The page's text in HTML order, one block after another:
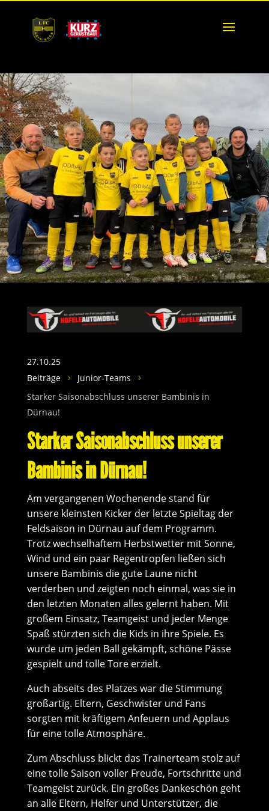
27.10.25
Beiträge
5 Junior-Teams 5
Starker Saisonabschluss unserer Bambinis in
Dürnau!
Starker Saisonabschluss unserer
Bambinis in Dürnau!
Am vergangenen Wochenende stand für
unsere kleinsten Kicker der letzte Spieltag der
Feldsaison in Dürnau auf dem Programm.
Trotz wechselhaftem Herbstwetter mit Sonne,
Wind und ein paar Regentropfen ließen sich
unsere Bambinis die gute Laune nicht
verderben und zeigten noch einmal, was sie in
den letzten Monaten alles gelernt haben. Mit
großem Einsatz, Teamgeist und jeder Menge
Spaß stürzten sich die Kids in ihre Spiele. Es
wurde um jeden Ball gekämpft, schöne Pässe
gespielt und tolle Tore erzielt.
Auch abseits des Platzes war die Stimmung
großartig. Eltern, Geschwister und Fans
sorgten mit kräftigem Anfeuern und Applaus
für eine tolle Atmosphäre.
Zum Abschluss blickt das Trainerteam stolz auf
eine tolle Saison voller Freude, Fortschritte und
Teamgeist zurück. Ein großes Dankeschön geht
an alle Eltern, Helfer und Unterstützer, die